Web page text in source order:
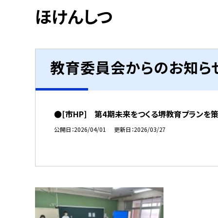
ほけんしつ
教育委員会からのお知ら
●[市HP] 第4期未来をつくる堺教育プランを策
公開日 2026/04/01 更新日 2026/03/27